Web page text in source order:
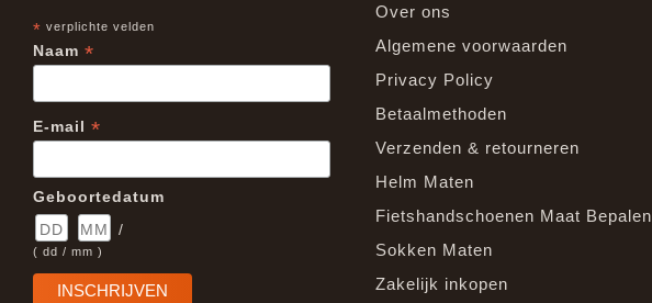
* verplichte velden
Naam *
E-mail *
Geboortedatum
/
( dd / mm )
Over ons
Algemene voorwaarden
Privacy Policy
Betaalmethoden
Verzenden & retourneren
Helm Maten
Fietshandschoenen Maat Bepalen
Sokken Maten
Zakelijk inkopen